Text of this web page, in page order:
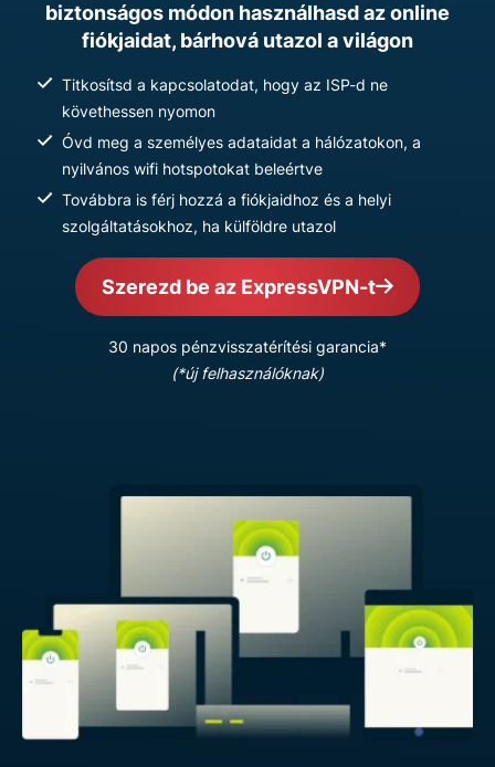
biztonságos módon használhasd az online
fiókjaidat, bárhová utazol a világon
Titkosítsd a kapcsolatodat, hogy az ISP-d ne
követhessen nyomon
Óvd meg a személyes adataidat a hálózatokon, a
nyilvános wifi hotspotokat beleértve
Továbbra is férj hozzá a fiókjaidhoz és a helyi
szolgáltatásokhoz, ha külföldre utazol
Szerezd be az ExpressVPN-t
30 napos pénzvisszatérítési garancia*
(*új felhasználóknak)